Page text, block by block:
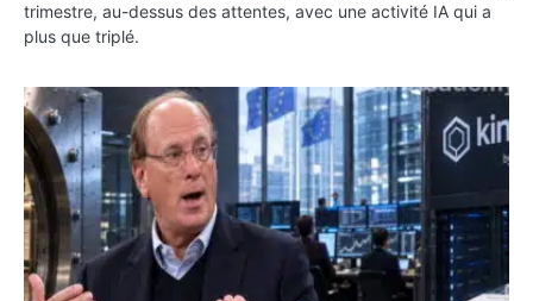
trimestre, au-dessus des attentes, avec une activité IA qui a
plus que triplé.
BlackRock tokenise 311 milliards de dollars de fonds